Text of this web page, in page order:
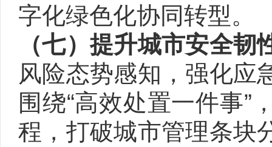
字化绿色化协同转型。
（七）提升城市安全韧
风险态势感知，强化应
围绕“高效处置一件事”
程，打破城市管理条块